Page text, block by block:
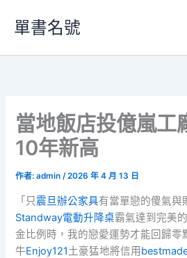
要
單書名號
當地飯店投億嵐工
10年新高
作者:admin/2026 年 4 月 13 日
「只震旦辦公家具有當單戀的傻氣與
Standway電動升降桌霸氣達到完美
金比例時，我的戀愛運勢才能回歸零
牛Enjoy121土豪猛地將信用